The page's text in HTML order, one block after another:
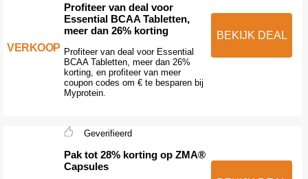
VERKOOP
Profiteer van deal voor
Essential BCAA Tabletten,
meer dan 26% korting
Profiteer van deal voor Essential
BCAA Tabletten, meer dan 26%
korting, en profiteer van meer
coupon codes om € te besparen bij
Myprotein.
BEKIJK DEAL
Geverifieerd
Pak tot 28% korting op ZMA®
Capsules